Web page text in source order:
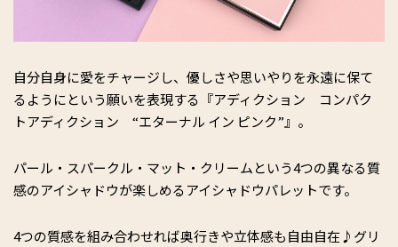
自分自身に愛をチャージし、優しさや思いやりを永遠に保て
るようにという願いを表現する『アディクション コンパク
トアディクション “エターナル イン ピンク”』。
パール・スパークル・マット・クリームという4つの異なる質
感のアイシャドウが楽しめるアイシャドウパレットです。
4つの質感を組み合わせれば奥行きや立体感も自由自在♪グリ